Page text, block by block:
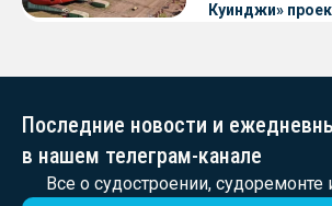
Куинджи»
Последние новости и
в нашем телеграм-канале
Все о судостроении, судоремонте